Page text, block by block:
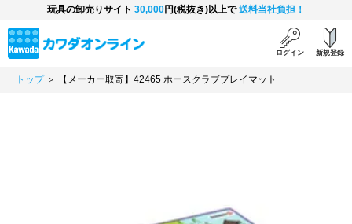
玩具の卸売りサイト 30,000円(税抜き)以上で送料当社負担！
ログイン 新規登録
トップ＞ 【メーカー取寄】42465 ホースクラブプレイマット